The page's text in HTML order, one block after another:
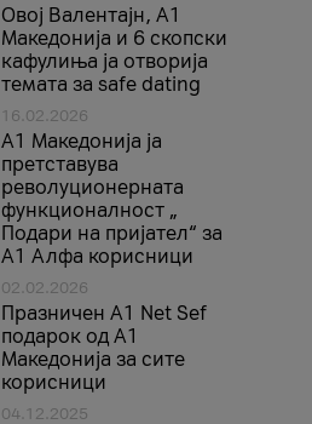
Овој Валентајн, A1
Македонија и 6 скопски
кафулиња ја отворија
темата за safe dating
16.02.2026
А1 Македонија ја
претставува
револуционерната
функционалност „
Подари на пријател“ за
А1 Алфа корисници
02.02.2026
Празничен A1 Net Sеf
подарок од А1
Македонија за сите
корисници
04.12.2025